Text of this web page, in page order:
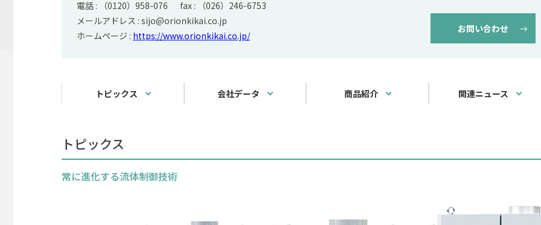
電話 : （0120）958-076 fax : （026）246-6753
メールアドレス : sijo@orionkikai.co.jp
ホームページ : https://www.orionkikai.co.jp/
お問い合わせ
トピックス 会社データ 商品紹介 関連ニュース
トピックス
常に進化する流体制御技術